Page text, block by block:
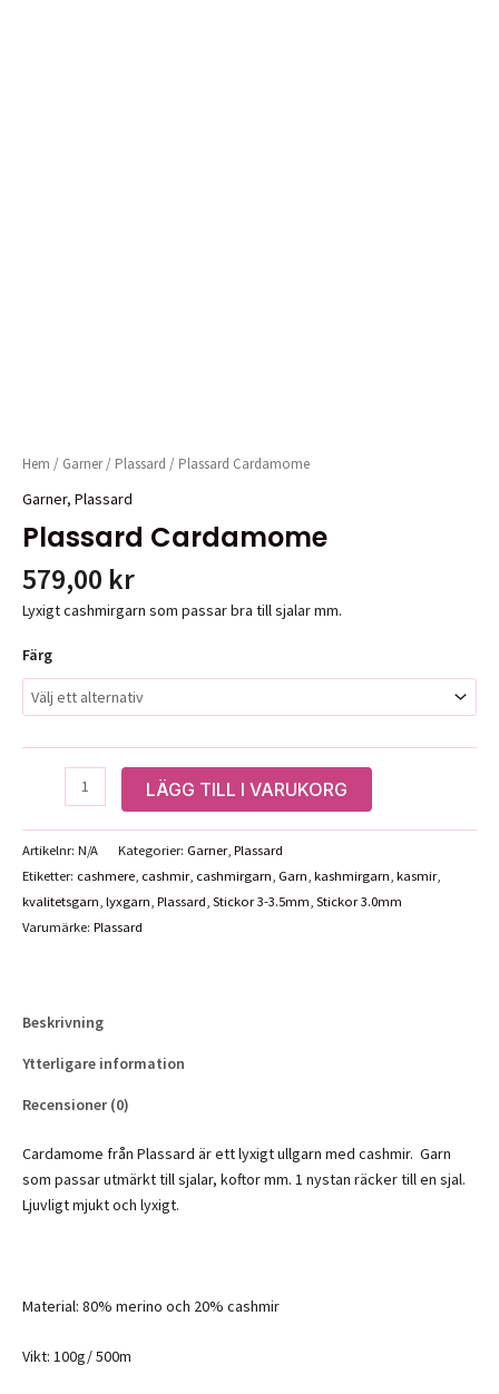
Hem / Garner/ Plassard / Plassard Cardamome
Garner, Plassard
Plassard Cardamome
579,00 kr
Lyxigt cashmirgarn som passar bra till sjalar mm.
Färg
Cardamome
mängd
LÄGG TILL I VARUKORG
Artikelnr: N/A Kategorier: Garner, Plassard
Etiketter: cashmere, cashmir, cashmirgarn, Garn, kashmirgarn, kasmir,
kvalitetsgarn, lyxgarn, Plassard, Stickor 3-3.5mm, Stickor 3.0mm
Varumärke: Plassard
Beskrivning
Ytterligare information
Recensioner (0)
Cardamome från Plassard är ett lyxigt ullgarn med cashmir. Garn
som passar utmärkt till sjalar, koftor mm. 1 nystan räcker till en sjal.
Ljuvligt mjukt och lyxigt.
Material: 80% merino och 20% cashmir
Vikt: 100g/ 500m